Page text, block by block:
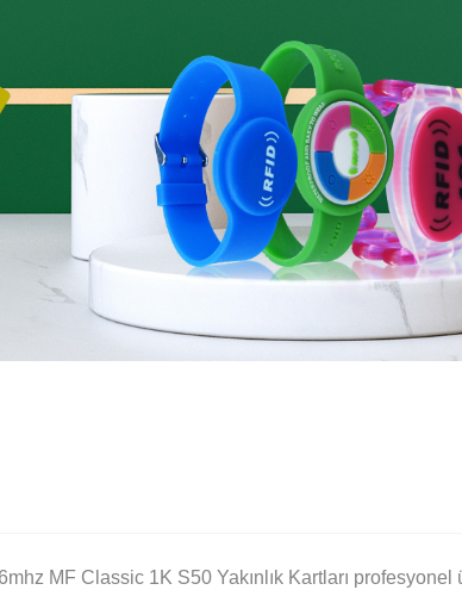
MF Classic 1K S50 Yakınlık Kartları